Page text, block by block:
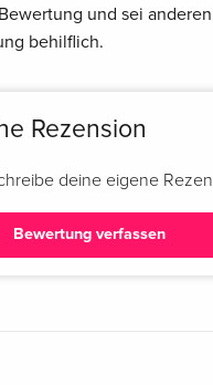
und sei
behilflich.
Rezension
deine eigene
Bewertung verfassen